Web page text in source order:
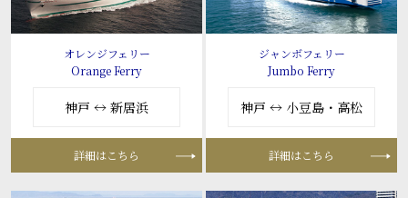
オレンジフェリー
Orange Ferry
神戸 ↔ 新居浜
詳細はこちら
ジャンボフェリー
Jumbo Ferry
神戸 ↔ 小豆島・高松
詳細はこちら